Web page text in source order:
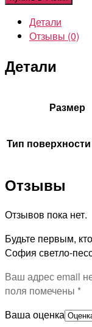
Детали
Отзывы (0)
Детали
Размер
Тип
Отзывы
Отзывов пока нет.
Будьте первым,
София светло-
Ваш адрес email
поля помечены *
Ваша оценка